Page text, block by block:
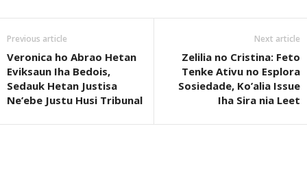
Previous article
Veronica ho Abrao Hetan
Eviksaun Iha Bedois,
Sedauk Hetan Justisa
Ne’ebe Justu Husi Tribunal
Next article
Zelilia no Cristina: Feto
Tenke Ativu no Esplora
Sosiedade, Ko’alia Issue
Iha Sira nia Leet